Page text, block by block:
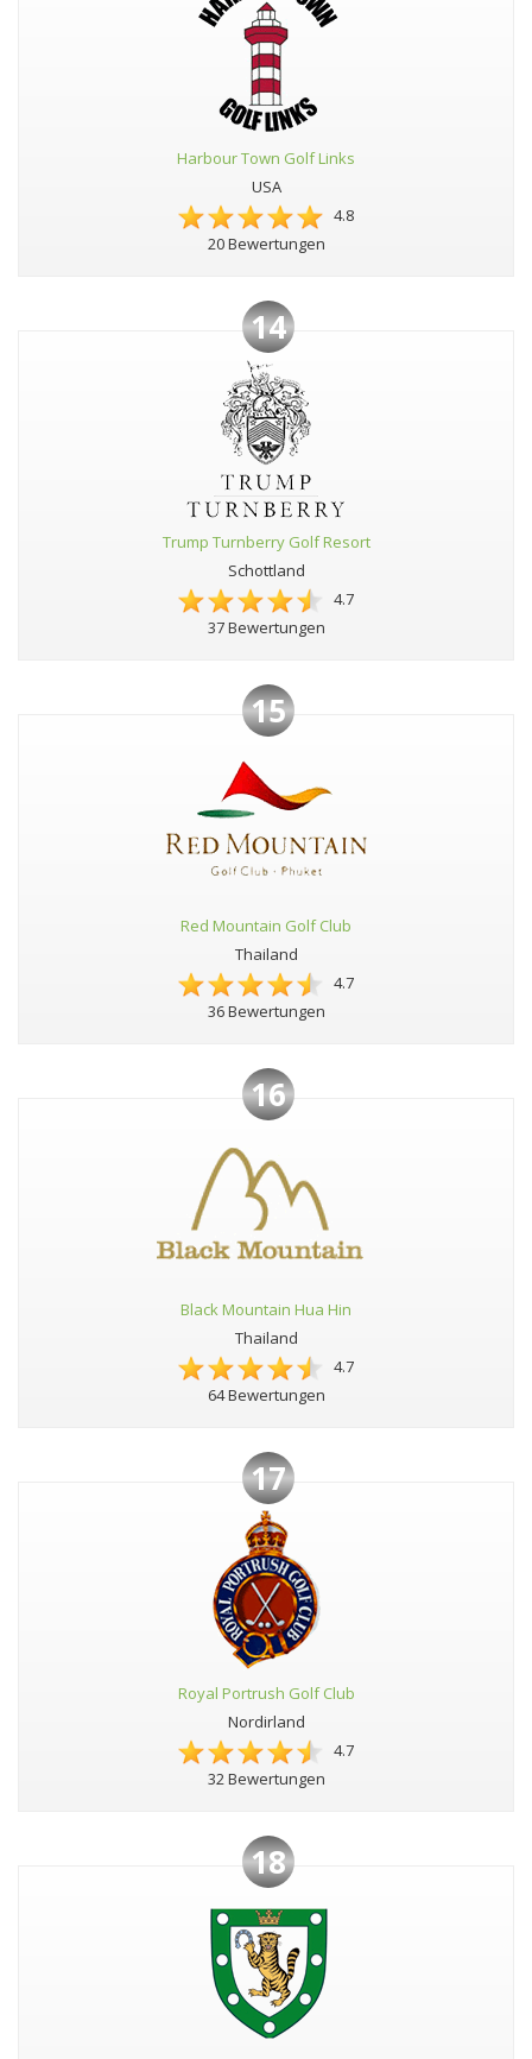
Harbour Town Golf Links
USA
4.8
20 Bewertungen
14
Trump Turnberry Golf Resort
Schottland
4.7
37 Bewertungen
15
Red Mountain Golf Club
Thailand
4.7
36 Bewertungen
16
Black Mountain Hua Hin
Thailand
4.7
64 Bewertungen
17
Royal Portrush Golf Club
Nordirland
4.7
32 Bewertungen
18